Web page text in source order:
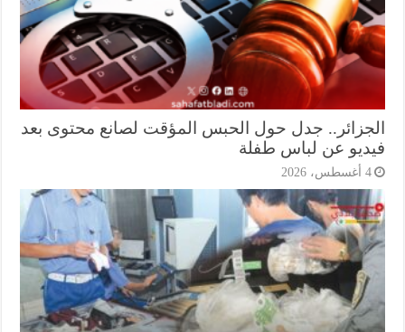
جدل حول الحبس المؤقت لصانع محتوى بعد
عن لباس طفلة